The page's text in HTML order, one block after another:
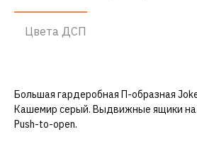
Цвета ДСП
Большая гардеробная П-образная
Кашемир серый. Выдвижные ящики на
Push-to-open.